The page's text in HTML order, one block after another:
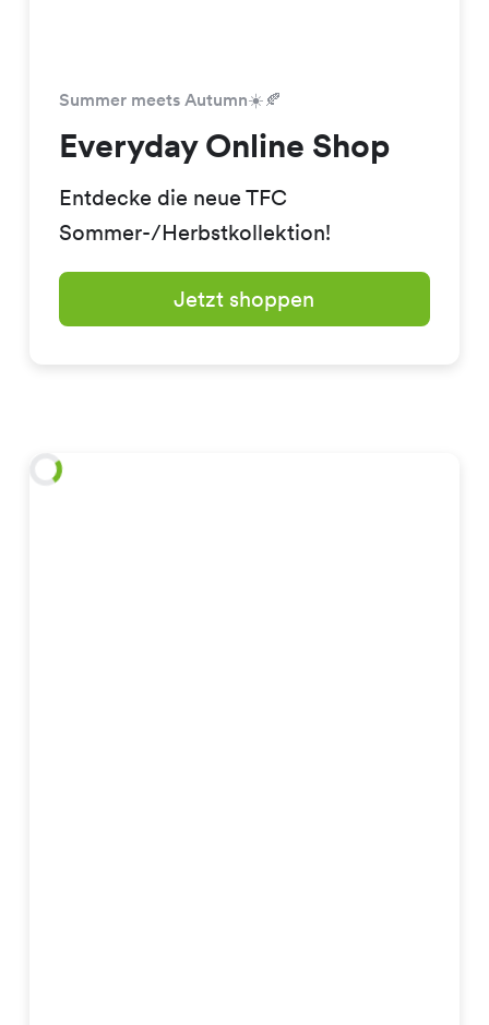
Summer meets Autumn☀️🍂
Everyday Online Shop
Entdecke die neue TFC
Sommer-/Herbstkollektion!
Jetzt shoppen